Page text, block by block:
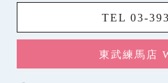
TEL 03-
東武練馬店